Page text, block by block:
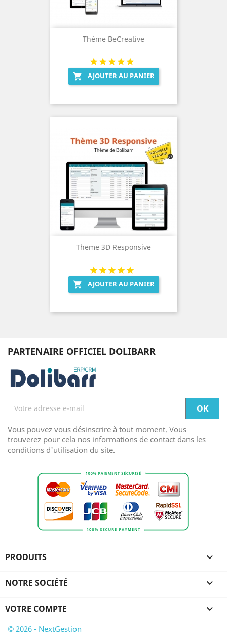
Thème BeCreative
 AJOUTER AU PANIER
Theme 3D Responsive
 AJOUTER AU PANIER
PARTENAIRE OFFICIEL DOLIBARR
Vous pouvez vous désinscrire à tout moment. Vous
trouverez pour cela nos informations de contact dans les
conditions d'utilisation du site.
PRODUITS 
NOTRE SOCIÉTÉ 
VOTRE COMPTE 
© 2026 - NextGestion